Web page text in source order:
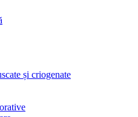
și criogenate